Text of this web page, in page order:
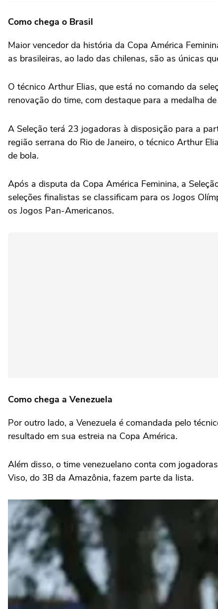
Como chega o Brasil
Maior vencedor da história da Copa América
as brasileiras, ao lado das chilenas, são as únicas
O técnico Arthur Elias, que está no comando da
renovação do time, com destaque para a medalha
A Seleção terá 23 jogadoras à disposição para a
região serrana do Rio de Janeiro, o técnico Arthur
de bola.
Após a disputa da Copa América Feminina, a
seleções finalistas se classificam para os Jogos
os Jogos Pan-Americanos.
Como chega a Venezuela
Por outro lado, a Venezuela é comandada pelo
resultado em sua estreia na Copa América.
Além disso, o time venezuelano conta com
Viso, do 3B da Amazônia, fazem parte da lista.